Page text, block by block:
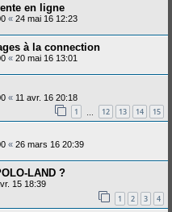
en ligne
« 24 mai 16 12:23
à la connection
« 20 mai 16 13:01
« 11 avr. 16 20:18
1 12 13 14 15
« 26 mars 16 20:39
LAND ?
15 18:39
1 2 3 4